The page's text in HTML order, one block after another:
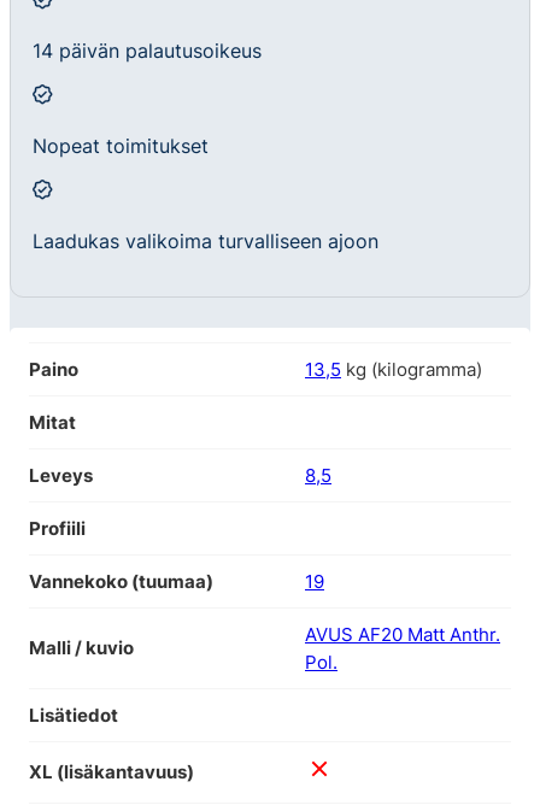
14 päivän palautusoikeus
Nopeat toimitukset
Laadukas valikoima turvalliseen ajoon
Paino 13,5 kg (kilogramma)
Mitat
Leveys 8,5
Profiili
Vannekoko (tuumaa) 19
Malli / kuvio
AVUS AF20 Matt Anthr.
Pol.
Lisätiedot
XL (lisäkantavuus)